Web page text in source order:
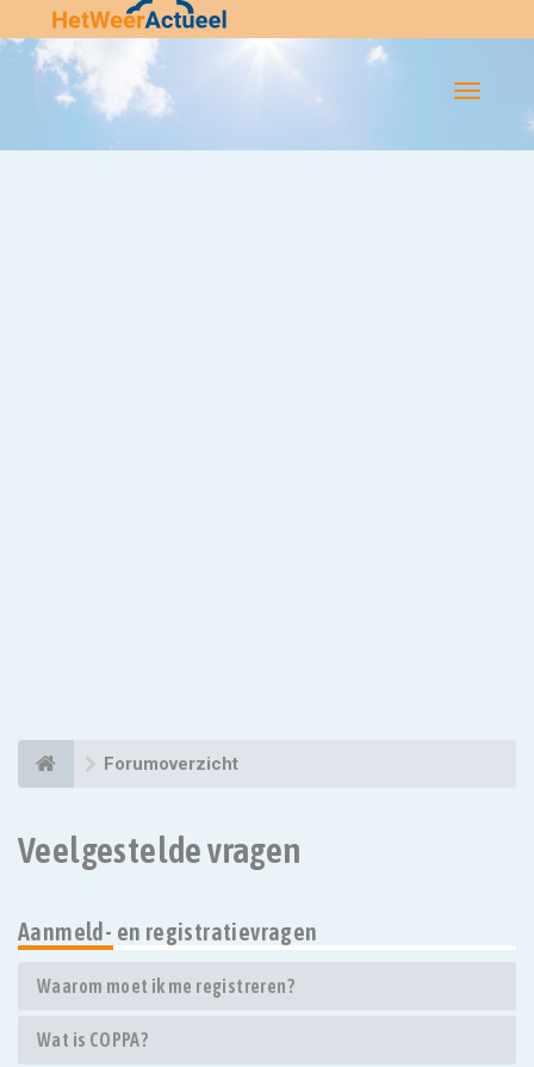
Flip-
Forumoverzicht
Veelgestelde vragen
Aanmeld- en registratievragen
Waarom moet ik me registreren?
Wat is COPPA?